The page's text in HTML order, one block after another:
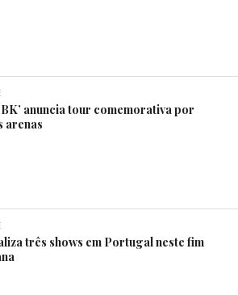
anuncia tour comemorativa por
arenas
três shows em Portugal neste fim